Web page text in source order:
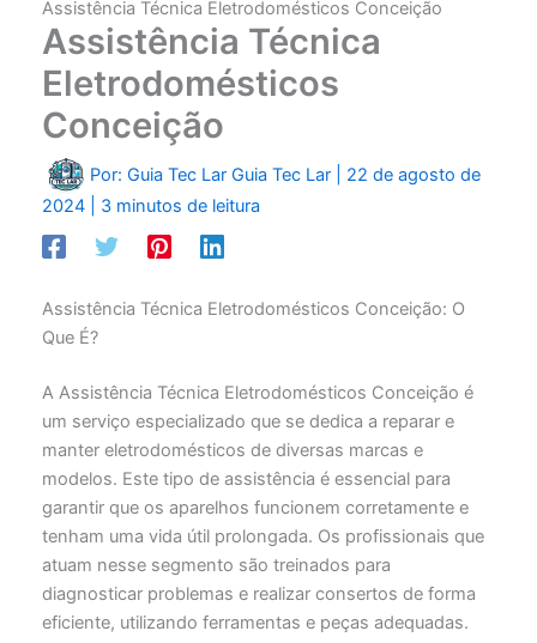
Assistência Técnica Eletrodomésticos Conceição
Assistência Técnica
Eletrodomésticos
Conceição
Por: Guia Tec Lar Guia Tec Lar
22 de agosto de
2024
3 minutos de leitura
Assistência Técnica Eletrodomésticos Conceição: O
Que É?
A Assistência Técnica Eletrodomésticos Conceição é
um serviço especializado que se dedica a reparar e
manter eletrodomésticos de diversas marcas e
modelos. Este tipo de assistência é essencial para
garantir que os aparelhos funcionem corretamente e
tenham uma vida útil prolongada. Os profissionais que
atuam nesse segmento são treinados para
diagnosticar problemas e realizar consertos de forma
eficiente, utilizando ferramentas e peças adequadas.